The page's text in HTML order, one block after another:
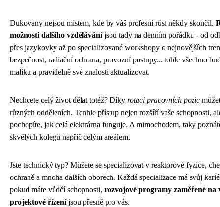
Dukovany nejsou místem, kde by váš profesní růst někdy skončil.
možnosti dalšího vzděláváníjsou tady na denním pořádku - od
přes jazykovky až po specializované workshopy o nejnovějších
bezpečnost, radiační ochrana, provozní postupy... tohle všechno
malíku a pravidelně své znalosti aktualizovat.
Nechcete celý život dělat totéž? Díky rotaci pracovních pozic
různých odděleních. Tenhle přístup nejen rozšíří vaše schopnosti,
pochopíte, jak celá elektrárna funguje. A mimochodem, taky
skvělých kolegů napříč celým areálem.
Jste technický typ? Můžete se specializovat v reaktorové fyzice,
ochraně a mnoha dalších oborech. Každá specializace má svůj
pokud máte vůdčí schopnosti, rozvojové programy zaměřené na
projektové řízeníjsou přesně pro vás.